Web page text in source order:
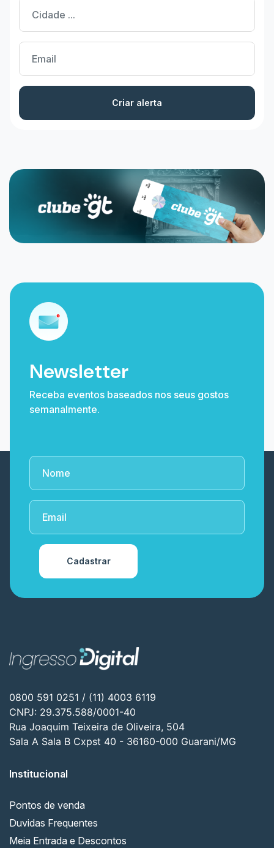
Criar alerta
Newsletter
Receba eventos baseados nos seus gostos
semanalmente.
Cadastrar
0800 591 0251 / (11) 4003 6119
CNPJ: 29.375.588/0001-40
Rua Joaquim Teixeira de Oliveira, 504
Sala A Sala B Cxpst 40 - 36160-000 Guarani/MG
Institucional
Pontos de venda
Duvidas Frequentes
Meia Entrada e Descontos